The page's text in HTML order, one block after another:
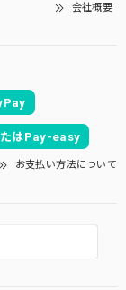
立派で大満足
うございま
けくださ
。
会社概要
たはPay-easy
お支払い方法について